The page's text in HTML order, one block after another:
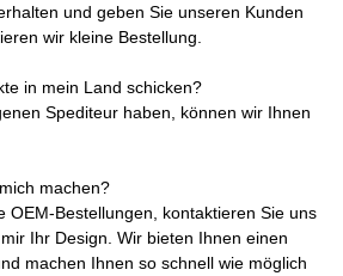
und geben Sie unseren Kunden
wir kleine Bestellung.
in mein Land schicken?
Spediteur haben, können wir Ihnen
machen?
OEM-Bestellungen, kontaktieren Sie uns
Ihr Design. Wir bieten Ihnen einen
machen Ihnen so schnell wie möglich